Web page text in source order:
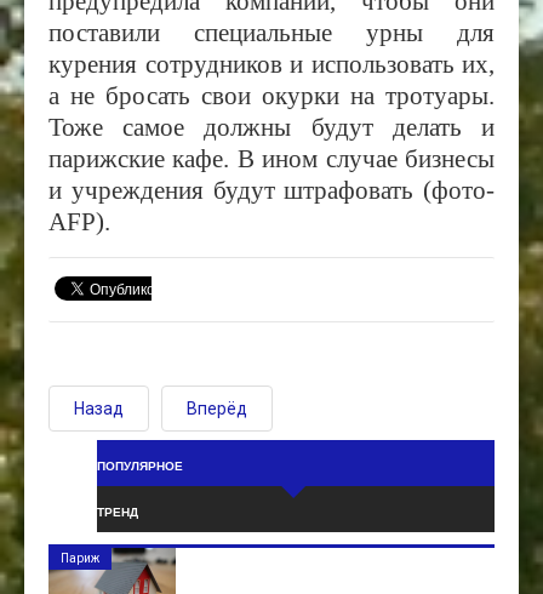
поставили специальные урны для
курения сотрудников и использовать их,
а не бросать свои окурки на тротуары.
Тоже самое должны будут делать и
парижские кафе. В ином случае бизнесы
и учреждения будут штрафовать (фото-
AFP).
Назад Вперёд
ПОПУЛЯРНОЕ
ТРЕНД
Париж